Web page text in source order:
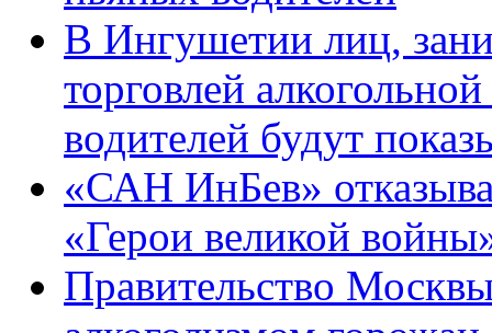
В Ингушетии лиц,
торговлей
водителей будут
«САН ИнБев»
«Герои великой
Правительство